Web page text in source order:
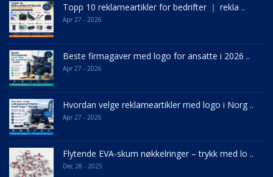
Topp 10 reklameartikler for bedrifter ｜ rekla ..
Apr 27 - 2026
Beste firmagaver med logo for ansatte i 2026 ..
Apr 27 - 2026
Hvordan velge reklameartikler med logo i Norg ..
Apr 27 - 2026
Flytende EVA-skum nøkkelringer – trykk med lo ..
Dec 28 - 2025